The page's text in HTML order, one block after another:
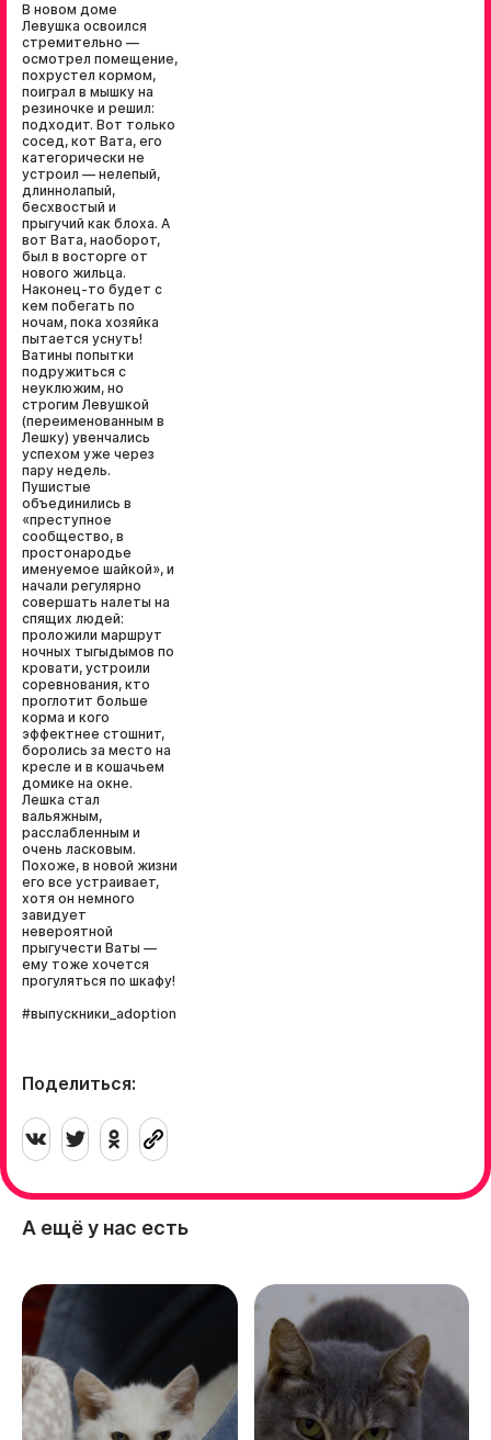
В новом доме
Левушка освоился
стремительно —
осмотрел помещение,
похрустел кормом,
поиграл в мышку на
резиночке и решил:
подходит. Вот только
сосед, кот Вата, его
категорически не
устроил — нелепый,
длиннолапый,
бесхвостый и
прыгучий как блоха. А
вот Вата, наоборот,
был в восторге от
нового жильца.
Наконец-то будет с
кем побегать по
ночам, пока хозяйка
пытается уснуть!
Ватины попытки
подружиться с
неуклюжим, но
строгим Левушкой
(переименованным в
Лешку) увенчались
успехом уже через
пару недель.
Пушистые
объединились в
«преступное
сообщество, в
простонародье
именуемое шайкой», и
начали регулярно
совершать налеты на
спящих людей:
проложили маршрут
ночных тыгыдымов по
кровати, устроили
соревнования, кто
проглотит больше
корма и кого
эффектнее стошнит,
боролись за место на
кресле и в кошачьем
домике на окне.
Лешка стал
вальяжным,
расслабленным и
очень ласковым.
Похоже, в новой жизни
его все устраивает,
хотя он немного
завидует
невероятной
прыгучести Ваты —
ему тоже хочется
прогуляться по шкафу!
#выпускники_adoption
Поделиться:
А ещё у нас есть